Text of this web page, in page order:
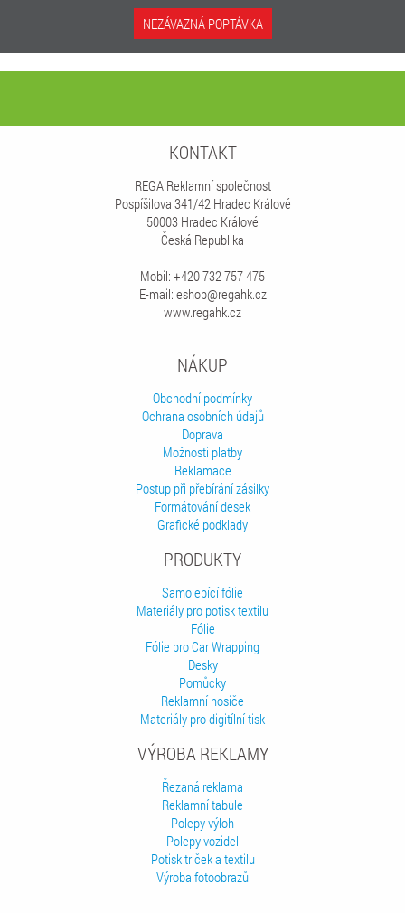
NEZÁVAZNÁ POPTÁVKA
KONTAKT
REGA Reklamní společnost
Pospíšilova 341/42 Hradec Králové
50003 Hradec Králové
Česká Republika
Mobil: +420 732 757 475
E-mail: eshop@regahk.cz
www.regahk.cz
NÁKUP
Obchodní podmínky
Ochrana osobních údajů
Doprava
Možnosti platby
Reklamace
Postup při přebírání zásilky
Formátování desek
Grafické podklady
PRODUKTY
Samolepící fólie
Materiály pro potisk textilu
Fólie
Fólie pro Car Wrapping
Desky
Pomůcky
Reklamní nosiče
Materiály pro digitílní tisk
VÝROBA REKLAMY
Řezaná reklama
Reklamní tabule
Polepy výloh
Polepy vozidel
Potisk triček a textilu
Výroba fotoobrazů